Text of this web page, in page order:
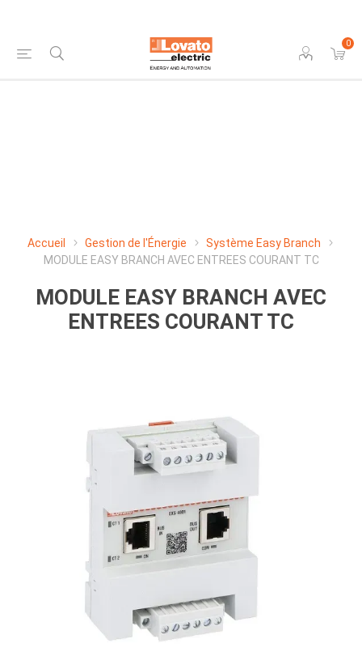
0
Accueil Gestion de l'Énergie
Système Easy Branch
MODULE EASY BRANCH AVEC ENTREES COURANT TC
MODULE EASY BRANCH AVEC
ENTREES COURANT TC